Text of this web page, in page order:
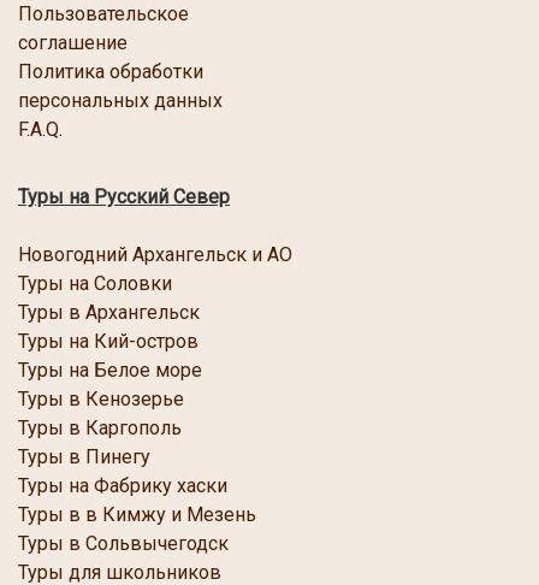
Пользовательское
соглашение
Политика обработки
персональных данных
F.A.Q.
Туры на Русский Север
Новогодний Архангельск и АО
Туры на Соловки
Туры в Архангельск
Туры на Кий-остров
Туры на Белое море
Туры в Кенозерье
Туры в Каргополь
Туры в Пинегу
Туры на Фабрику хаски
Туры в в Кимжу и Мезень
Туры в Сольвычегодск
Туры для школьников